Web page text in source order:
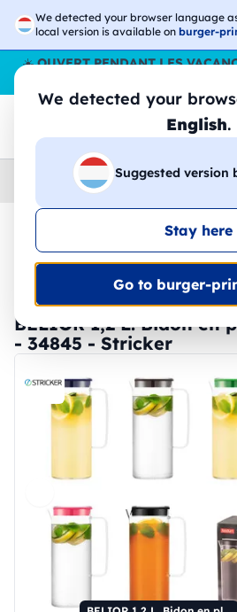
We detected your browser language
local version is available on burger-
We detected your
English.
Suggested version
Stay here
Go to burger-
☀️OUVERT PENDANT LES
Accessoires › ensembles-
🔥 Impression DTF à -
BELIOR 1,2 L. Bidon en
- 34845 - Stricker